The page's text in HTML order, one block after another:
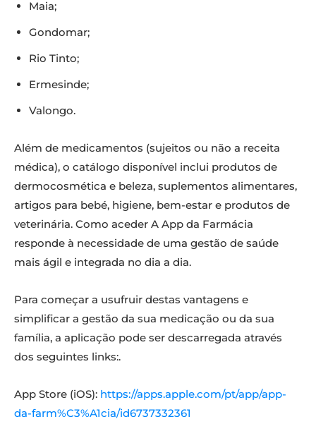
Maia;
Gondomar;
Rio Tinto;
Ermesinde;
Valongo.
Além de medicamentos (sujeitos ou não a receita
médica), o catálogo disponível inclui produtos de
dermocosmética e beleza, suplementos alimentares,
artigos para bebé, higiene, bem-estar e produtos de
veterinária. Como aceder A App da Farmácia
responde à necessidade de uma gestão de saúde
mais ágil e integrada no dia a dia.
Para começar a usufruir destas vantagens e
simplificar a gestão da sua medicação ou da sua
família, a aplicação pode ser descarregada através
dos seguintes links:.
App Store (iOS): https://apps.apple.com/pt/app/app-
da-farm%C3%A1cia/id6737332361